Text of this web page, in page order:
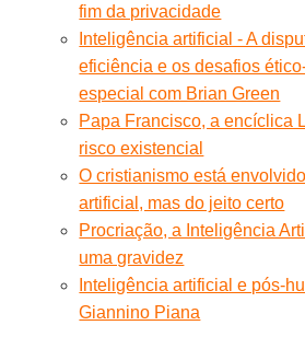
fim da privacidade
Inteligência artificial - A
eficiência e os desafios
especial com Brian Green
Papa Francisco, a encíclica
risco existencial
O cristianismo está
artificial, mas do jeito certo
Procriação, a Inteligência
uma gravidez
Inteligência artificial e pós-
Giannino Piana